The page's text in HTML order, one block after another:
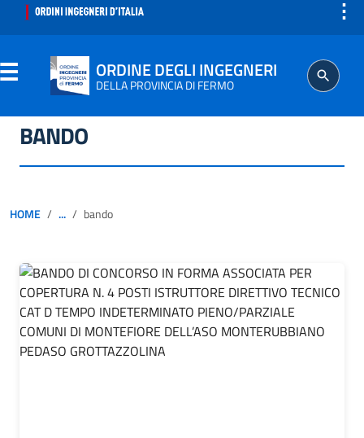
⋮
ORDINE DEGLI INGEGNERI
DELLA PROVINCIA DI FERMO
ORDINE
PROFESSIONE
AGGIORNAMENTO PROFESSIONALE
BANDO
HOME ... bando